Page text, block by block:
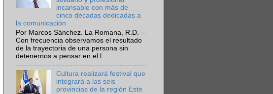
incansable con más de
cinco décadas dedicadas a
la comunicación
Por Marcos Sánchez. La Romana, R.D.—
Con frecuencia observamos el resultado
de la trayectoria de una persona sin
detenernos a pensar en el l...
Cultura realizará festival que
integrará a las seis
provincias de la región Este